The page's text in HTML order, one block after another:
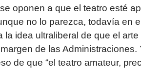
oponen a que el teatro esté
no lo parezca, todavía en
la idea ultraliberal de que el
margen de las
de que “el teatro amateur,